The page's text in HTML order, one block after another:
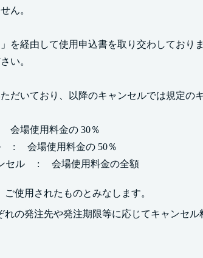
ん。
を経由して使用申込書を取り交わしており
い。
だいており、以降のキャンセルでは規定の
会場使用料金の 30％
:
会場使用料金の 50％
セル
: 会場使用料金の全額
使用されたものとみなします。
の発注先や発注期限等に応じてキャンセ